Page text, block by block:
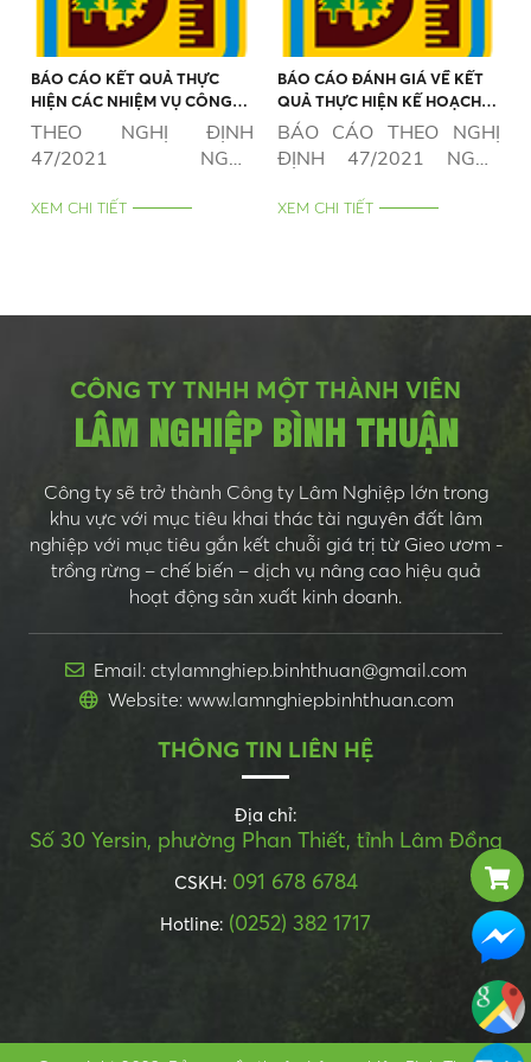
BÁO CÁO KẾT QUẢ THỰC
HIỆN CÁC NHIỆM VỤ CÔNG
ÍCH VÀ TRÁCH NHIỆM XÃ HỘI
(NẾU CÓ) NĂM 2025
THEO NGHỊ ĐỊNH
47/2021 NGÀY
XEM CHI TIẾT
BÁO CÁO ĐÁNH GIÁ VỀ KẾT
QUẢ THỰC HIỆN KẾ HOẠCH
SẢN XUẤT KINH DOANH NĂM
BÁO CÁO THEO NGHỊ
ĐỊNH 47/2021 NGÀY
XEM CHI TIẾT
CÔNG TY TNHH MỘT THÀNH VIÊN
LÂM NGHIỆP BÌNH THUẬN
Công ty sẽ trở thành Công ty Lâm Nghiệp lớn trong
khu vực với mục tiêu khai thác tài nguyên đất lâm
nghiệp với mục tiêu gắn kết chuỗi giá trị từ Gieo ươm -
trồng rừng – chế biến – dịch vụ nâng cao hiệu quả
hoạt động sản xuất kinh doanh.
Email: ctylamnghiep.binhthuan@gmail.com
Website: www.lamnghiepbinhthuan.com
THÔNG TIN LIÊN HỆ
Địa chỉ:
Số 30 Yersin, phường Phan Thiết, tỉnh Lâm Đồng
CSKH: 091 678 6784
Hotline: (0252) 382 1717